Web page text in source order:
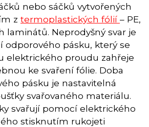
nebo sáčků vytvořených
z termoplastických fólií – PE,
laminátů. Neprodyšný svar je
odporového pásku, který se
elektrického proudu zahřeje
ke svaření fólie. Doba
pásku je nastavitelná
svařovaného materiálu.
svařují pomocí elektrického
stisknutím rukojeti